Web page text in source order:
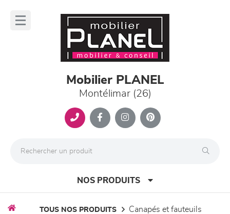
Mobilier PLANEL
Montélimar (26)
NOS PRODUITS
TOUS NOS PRODUITS
canapés et fauteuils